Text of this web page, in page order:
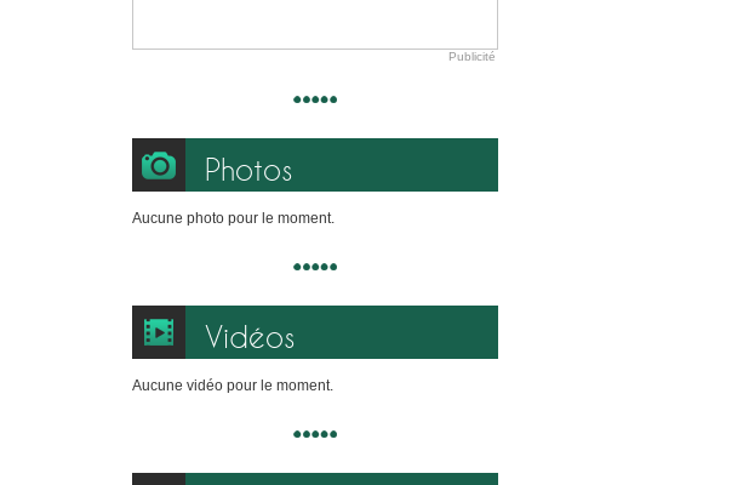
Publicité
Photos
Aucune photo pour le moment.
Vidéos
Aucune vidéo pour le moment.